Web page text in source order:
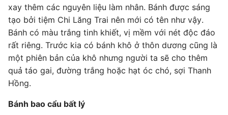
xay thêm các nguyên liệu làm nhân. Bánh được sáng
tạo bởi tiệm Chi Lăng Trai nên mới có tên như vậy.
Bánh có màu trắng tinh khiết, vị mềm với nét độc đáo
rất riêng. Trước kia có bánh khô ở thôn dương cũng là
một phiên bản của khô nhưng người ta sẽ cho thêm
quả táo gai, đường trắng hoặc hạt óc chó, sợi Thanh
Hồng.
Bánh bao cẩu bất lý